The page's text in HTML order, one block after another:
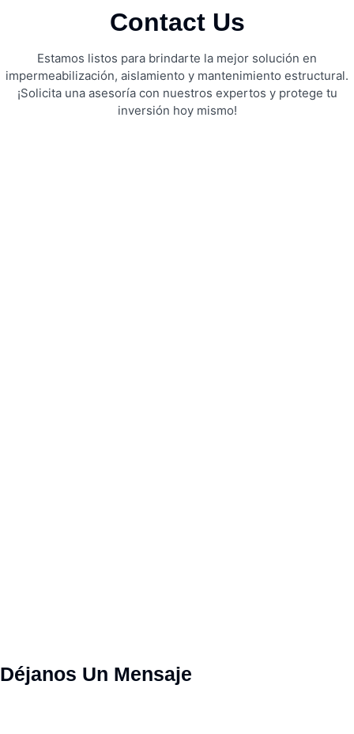
Contact Us
Estamos listos para brindarte la mejor solución en
impermeabilización, aislamiento y mantenimiento estructural.
¡Solicita una asesoría con nuestros expertos y protege tu
inversión hoy mismo!
Déjanos Un Mensaje